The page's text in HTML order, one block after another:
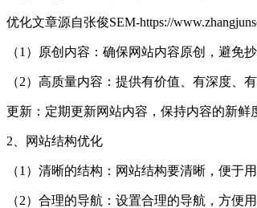
优化文章源自张俊SEM-https://
（1）原创内容：确保网站内容原创，避免
（2）高质量内容：提供有价值、有深度、
更新：定期更新网站内容，保持内容的新鲜
2、网站结构优化
（1）清晰的结构：网站结构要清晰，便于
（2）合理的导航：设置合理的导航，方便